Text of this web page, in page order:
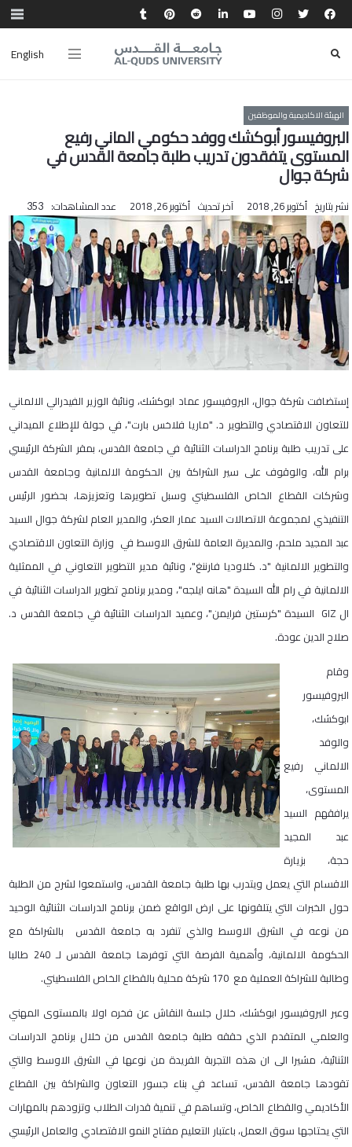
English
الهيئة الاكاديمية والموظفين
البروفيسور أبوكشك ووفد حكومي الماني رفيع
المستوى يتفقدون تدريب طلبة جامعة القدس في
شركة جوال
نشر بتاريخ أكتوبر 26, 2018 آخر تحديث أكتوبر 26, 2018 عدد المشاهدات: 353
إستضافت شركة جوال، البروفيسور عماد ابوكشك، ونائبة الوزير الفيدرالي الالماني
للتعاون الاقتصادي والتطوير د. "ماريا فلاخس بارت"، في جولة للإطلاع الميداني
على تدريب طلبة برنامج الدراسات الثنائية في جامعة القدس، بمقر الشركة الرئيسي
برام الله، والوقوف على سير الشراكة بين الحكومة الالمانية وجامعة القدس
وشركات القطاع الخاص الفلسطيني وسبل تطويرها وتعزيزها، بحضور الرئيس
التنفيذي لمجموعة الاتصالات السيد عمار العكر، والمدير العام لشركة جوال السيد
عبد المجيد ملحم، والمديرة العامة للشرق الاوسط في وزارة التعاون الاقتصادي
والتطوير الالمانية "د. كلاوديا فارننغ"، ونائبة مدير التطوير التعاوني في الممثلية
الالمانية في رام الله السيدة "هانه ايلجه"، ومدير برنامج تطوير الدراسات الثنائية في
ال GIZ السيدة "كرستين فرايمن"، وعميد الدراسات الثنائية في جامعة القدس د.
صلاح الدين عودة.
وقام
البروفيسور
ابوكشك،
والوفد
الالماني رفيع
المستوى،
يرافقهم السيد
عبد المجيد
حجة، بزيارة
الاقسام التي يعمل ويتدرب بها طلبة جامعة القدس، واستمعوا لشرح من الطلبة
حول الخبرات التي يتلقونها على ارض الواقع ضمن برنامج الدراسات الثنائية الوحيد
من نوعه في الشرق الاوسط والذي تنفرد به جامعة القدس بالشراكة مع
الحكومة الالمانية، وأهمية الفرصة التي توفرها جامعة القدس لـ 240 طالبا
وطالبة للشراكة العملية مع 170 شركة محلية بالقطاع الخاص الفلسطيني.
وعبر البروفيسور ابوكشك، خلال جلسة النقاش عن فخره اولا بالمستوى المهني
والعلمي المتقدم الذي حققه طلبة جامعة القدس من خلال برنامج الدراسات
الثنائية، مشيرا الى ان هذه التجربة الفريدة من نوعها في الشرق الاوسط والتي
تقودها جامعة القدس، تساعد في بناء جسور التعاون والشراكة بين القطاع
الأكاديمي والقطاع الخاص، وتساهم في تنمية قدرات الطلاب وتزودهم بالمهارات
التي يحتاجها سوق العمل، باعتبار التعليم مفتاح النمو الاقتصادي والعامل الرئيسي